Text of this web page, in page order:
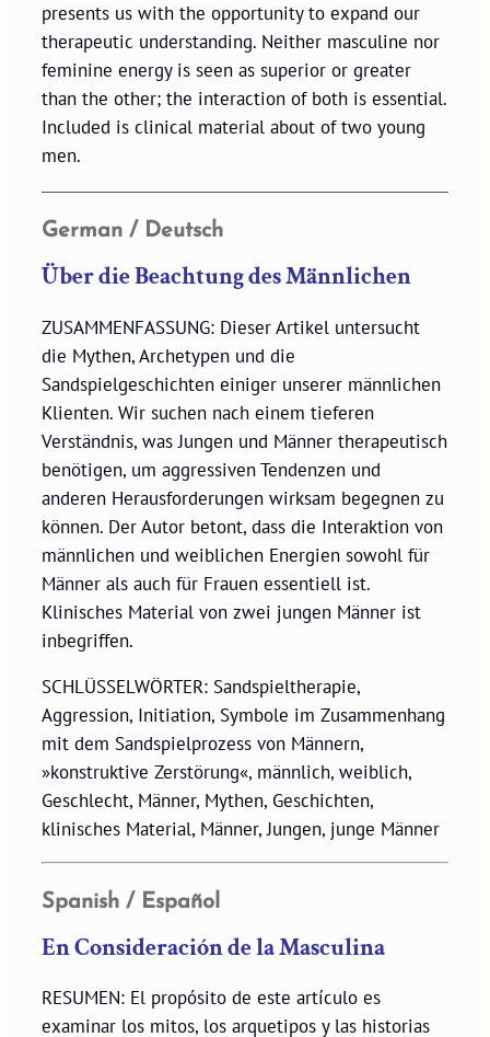
presents us with the opportunity to expand our
therapeutic understanding. Neither masculine nor
feminine energy is seen as superior or greater
than the other; the interaction of both is essential.
Included is clinical material about of two young
men.
German / Deutsch
Über die Beachtung des Männlichen
ZUSAMMENFASSUNG: Dieser Artikel untersucht
die Mythen, Archetypen und die
Sandspielgeschichten einiger unserer männlichen
Klienten. Wir suchen nach einem tieferen
Verständnis, was Jungen und Männer therapeutisch
benötigen, um aggressiven Tendenzen und
anderen Herausforderungen wirksam begegnen zu
können. Der Autor betont, dass die Interaktion von
männlichen und weiblichen Energien sowohl für
Männer als auch für Frauen essentiell ist.
Klinisches Material von zwei jungen Männer ist
inbegriffen.
SCHLÜSSELWÖRTER: Sandspieltherapie,
Aggression, Initiation, Symbole im Zusammenhang
mit dem Sandspielprozess von Männern,
»konstruktive Zerstörung«, männlich, weiblich,
Geschlecht, Männer, Mythen, Geschichten,
klinisches Material, Männer, Jungen, junge Männer
Spanish / Español
En Consideración de la Masculina
RESUMEN: El propósito de este artículo es
examinar los mitos, los arquetipos y las historias